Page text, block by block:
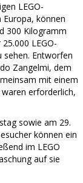
LEGO-
können
300 Kilogramm
LEGO-
sehen. Entworfen
Zangelmi, dem
mit einem
erforderlich,
sowie am 29.
können ein
im LEGO
auf sie